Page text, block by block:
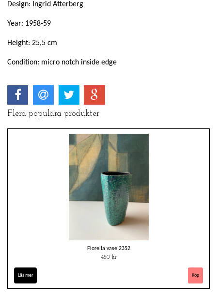
Design: Ingrid Atterberg
Year: 1958-59
Height: 25,5 cm
Condition: micro notch inside edge
Flera populära produkter
Fiorella vase 2352
450 kr
Läs mer